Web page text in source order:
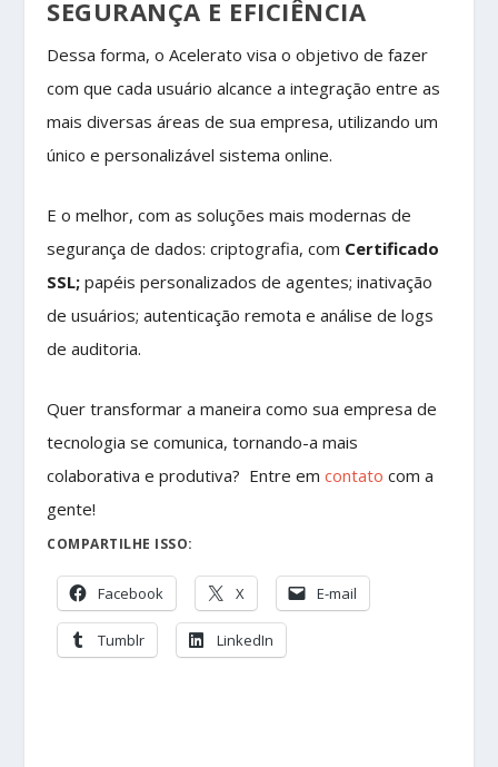
SEGURANÇA E EFICIÊNCIA
Dessa forma, o Acelerato visa o objetivo de fazer
com que cada usuário alcance a integração entre as
mais diversas áreas de sua empresa, utilizando um
único e personalizável sistema online.
E o melhor, com as soluções mais modernas de
segurança de dados: criptografia, com Certificado
SSL;papéis personalizados de agentes; inativação
de usuários; autenticação remota e análise de logs
de auditoria.
Quer transformar a maneira como sua empresa de
tecnologia se comunica, tornando-a mais
colaborativa e produtiva? Entre emcontato com a
gente!
COMPARTILHE ISSO:
Facebook X E-mail
Tumblr LinkedIn